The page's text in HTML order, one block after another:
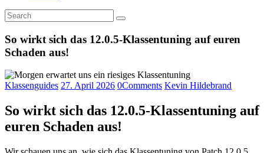
So wirkt sich das 12.0.5-Klassentuning auf euren
Schaden aus!
Klassenguides 27. April 2026 0Comments Kevin Hildebrand
So wirkt sich das 12.0.5-Klassentuning auf
euren Schaden aus!